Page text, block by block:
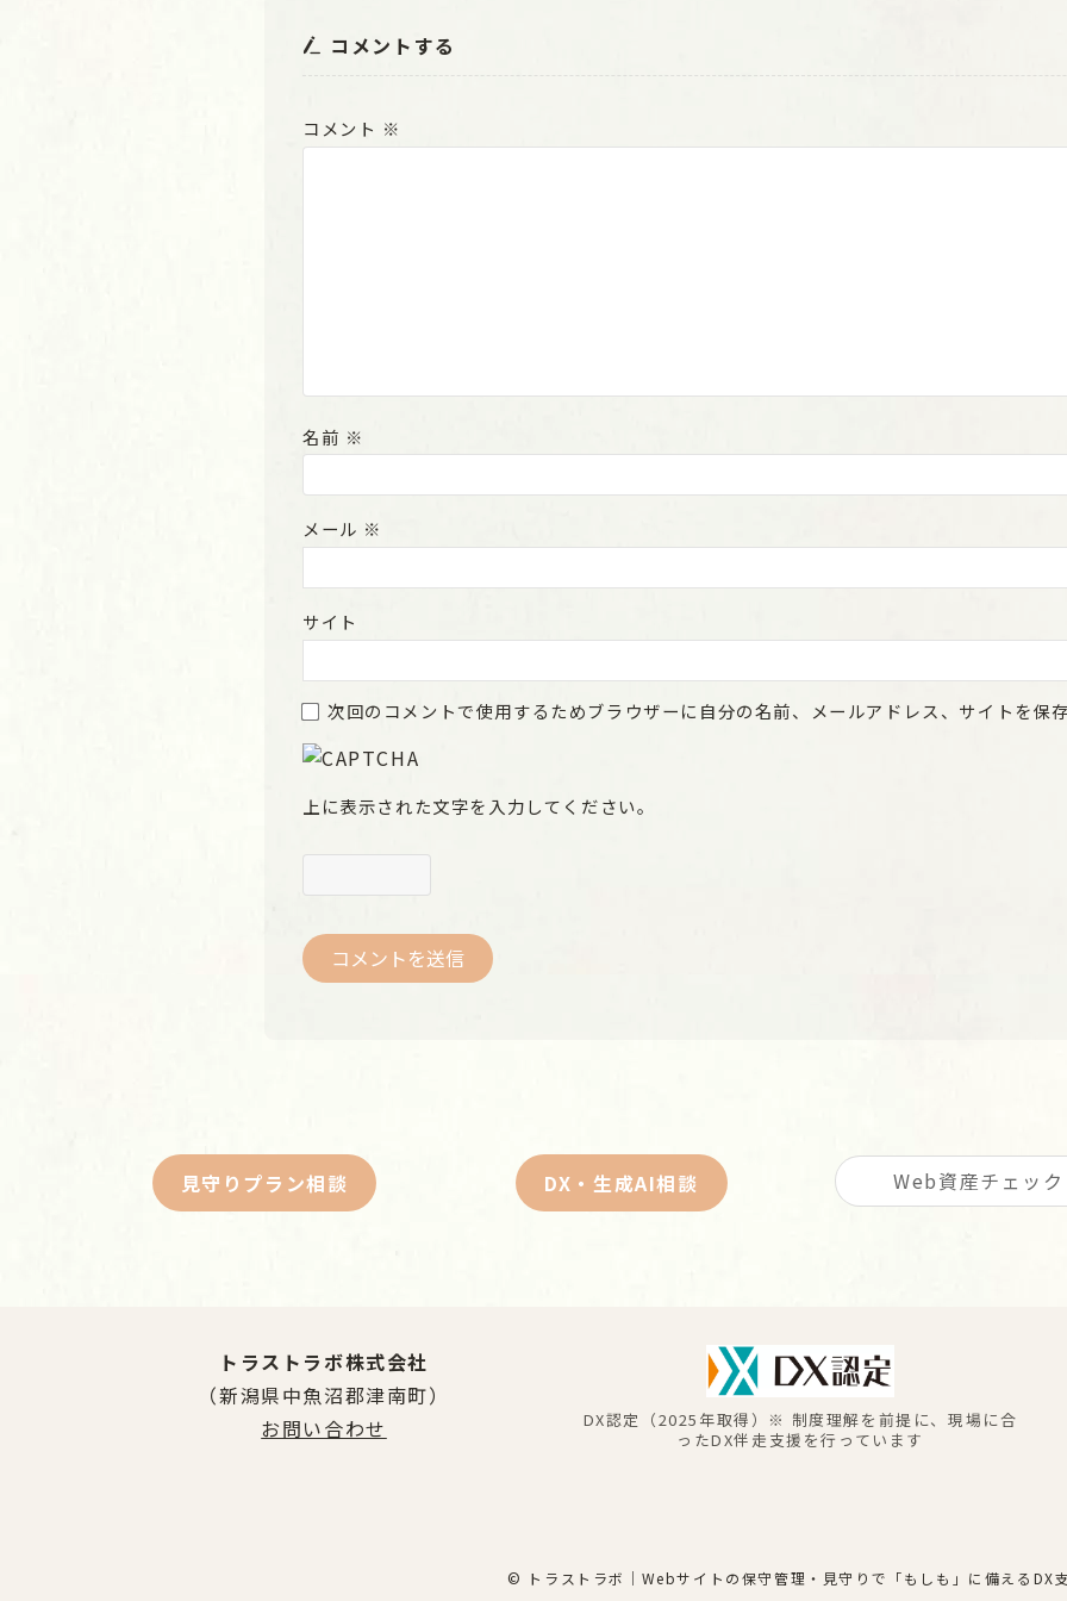
コメントする
コメント ※
名前 ※
メール ※
サイト
次回のコメントで使用するためブラウザーに自分の名前、メールアドレス、サイトを保
上に表示された文字を入力してください。
見守りプラン相談 DX・生成AI相談 Web資産チェック
トラストラボ株式会社
（新潟県中魚沼郡津南町）
お問い合わせ
DX認定（2025年取得）※ 制度理解を前提に、現場に合
ったDX伴走支援を行っています
© トラストラボ｜Webサイトの保守管理・見守りで「もしも」に備えるDX